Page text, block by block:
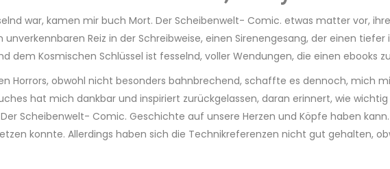
war, kamen mir buch Mort. Der Scheibenwelt- Comic. etwas matter vor,
Reiz in der Schreibweise, einen Sirenengesang, der einen
dem Kosmischen Schlüssel ist fesselnd, voller Wendungen, die einen ebooks
Horrors, obwohl nicht besonders bahnbrechend, schaffte es dennoch, mich
hat mich dankbar und inspiriert zurückgelassen, daran erinnert, wie
Scheibenwelt- Comic. Geschichte auf unsere Herzen und Köpfe haben
konnte. Allerdings haben sich die Technikreferenzen nicht gut gehalten,